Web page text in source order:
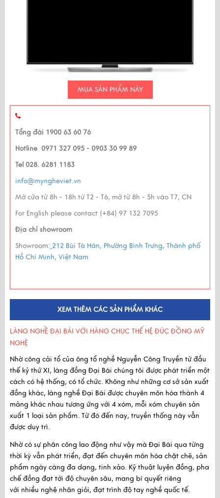
MUA SẢN PHẨM NÀY
Tổng đài 1900 63 60 76
Hotline 0971 327 095 - 0903 30 99 89
Tel 028. 6281 1183
info@myngheviet.vn
Mở cửa từ 8h - 18h từ T2 - T6, mở từ 8h - 5h vào T7, CN
For English please contact (+84) 97 132 7095
Địa chỉ showroom
Showroom: 212 Bùi Tá Hán, Phường Bình Trưng, Thành phố
Hồ Chí Minh, Việt Nam
XEM THÊM CÁC SẢN PHẨM KHÁC
LÀNG NGHỀ ĐẠI BÁI VỚI HÀNG CHỤC THẾ HỆ ĐÚC ĐỒNG MỸ
NGHỆ
Nhờ công cải tổ của ông tổ nghề Nguyễn Công Truyền từ đầu
thế kỷ thứ XI, làng đồng Đại Bái chúng tôi được phát triển một
cách có hệ thống, có tổ chức. Không như những cơ sở sản xuất
đồng khác, làng nghề Đại Bái được chuyên môn hóa thành 4
mảng khác nhau tương ứng với 4 xóm, mỗi xóm chuyên sản
xuất 1 loại sản phẩm. Từ đó đến nay, truyền thống này vẫn
được duy trì.
Nhờ có sự phân công lao động như vậy mà Đại Bái qua từng
thời kỳ vẫn phát triển, đạt đến chuyên môn hóa chặt chẽ, sản
phẩm ngày càng đa dạng, tinh xảo. Kỹ thuật luyện đồng, pha
chế đồng đạt tới độ chuyên sâu, mang bí quyết riêng
với nhiều nghệ nhân giỏi, đạt trình độ tay nghề quốc tế.